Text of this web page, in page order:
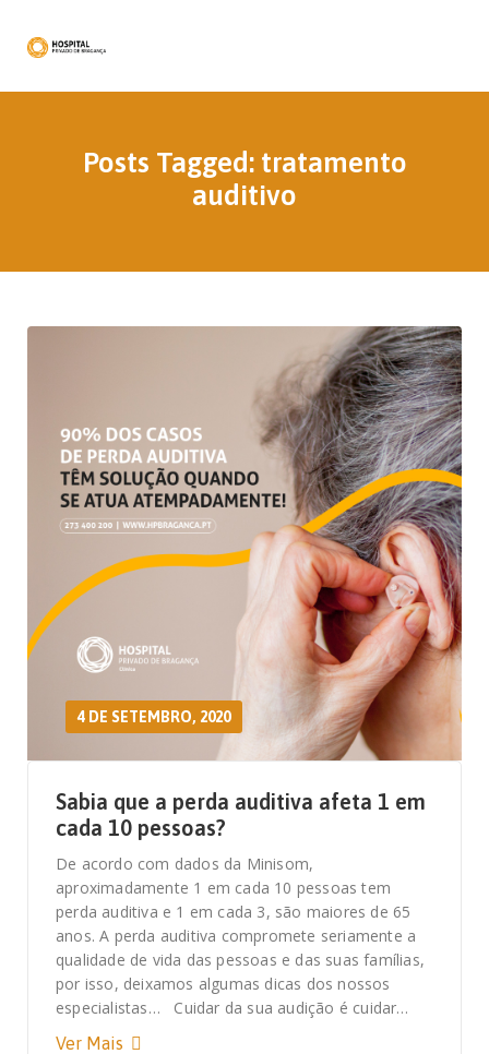
Posts Tagged: tratamento
auditivo
4 DE SETEMBRO, 2020
Sabia que a perda auditiva afeta 1 em
cada 10 pessoas?
De acordo com dados da Minisom,
aproximadamente 1 em cada 10 pessoas tem
perda auditiva e 1 em cada 3, são maiores de 65
anos. A perda auditiva compromete seriamente a
qualidade de vida das pessoas e das suas famílias,
por isso, deixamos algumas dicas dos nossos
especialistas… Cuidar da sua audição é cuidar…
Ver Mais